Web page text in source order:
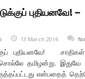
புதியனவே! –
13 March 2016
புதியனவே! சாதிகள்
தமிழன்று. இதுவே
என்பதைத்